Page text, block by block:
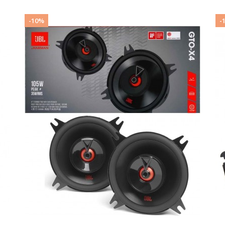
-10% -